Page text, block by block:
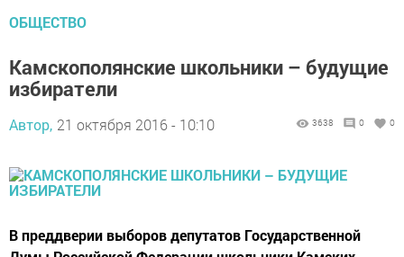
ОБЩЕСТВО
Камскополянские школьники – будущие
избиратели
Автор, 21 октября 2016 - 10:10 3638 0 0
В преддверии выборов депутатов Государственной